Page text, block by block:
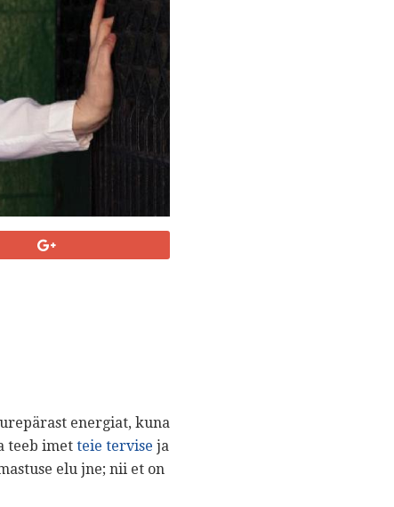
energiat, kuna
teeb imet teie tervise ja
elu jne; nii et on